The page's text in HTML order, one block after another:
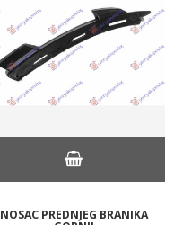
NOSAC PREDNJEG BRANIKA